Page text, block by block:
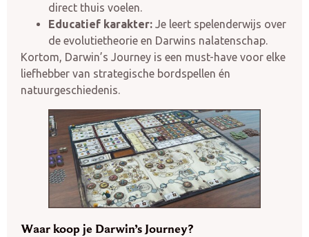
direct thuis voelen.
Educatief karakter: Je leert spelenderwijs over
de evolutietheorie en Darwins nalatenschap.
Kortom, Darwin’s Journey is een must-have voor elke
liefhebber van strategische bordspellen én
natuurgeschiedenis.
Waar koop je Darwin’s Journey?